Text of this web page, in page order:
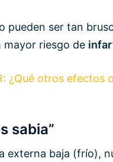
pueden ser tan
mayor riesgo de
¿Qué otros
sabia”
externa baja (frío),